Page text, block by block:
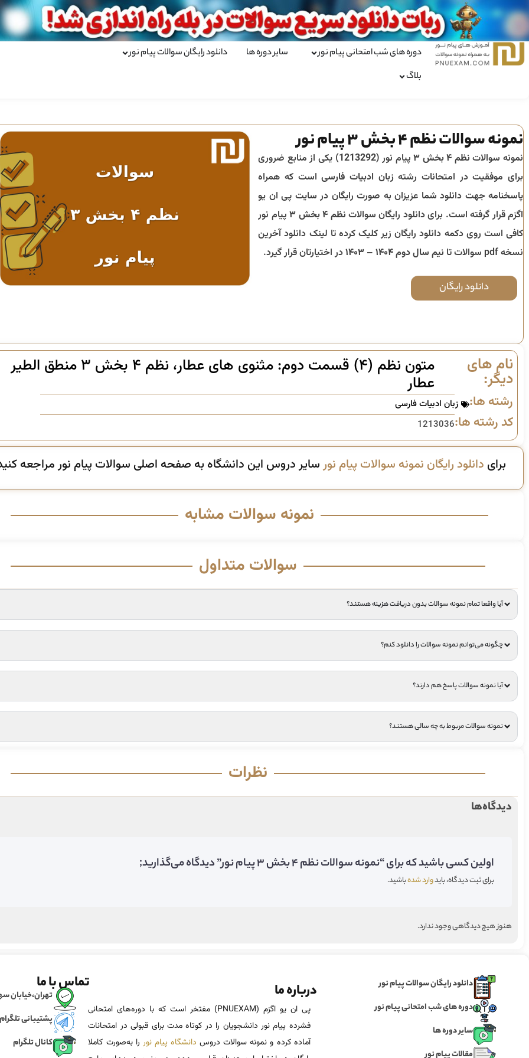
دوره های شب امتحانی پیام نور سایر دوره ها
دانلود رایگان سوالات پیام نور
بلاگ
نمونه سوالات نظم ۴ بخش ۳ پیام نور
نمونه سوالات نظم ۴ بخش ۳ پیام نور (1213292) یکی از منابع ضروری
برای موفقیت در امتحانات رشته زبان ادبیات فارسیاست که همراه
پاسخنامه جهت دانلود شما عزیزان به صورت رایگان در سایت پی ان یو
اگزم قرار گرفته است. برای دانلود رایگان سوالات نظم ۴ بخش ۳
پیام نور
کافی است روی دکمه دانلود رایگان زیر کلیک کرده تا لینک دانلود آخرین
نسخه pdf سوالات تا
نیم سال دوم ۱۴۰۴ – ۱۴۰۳ در اختیارتان قرار گیرد.
دانلود رایگان
نام های
دیگر:
متون نظم (۴) قسمت دوم: مثنوی های عطار، نظم ۴ بخش ۳ منطق الطیر
عطار
رشته ها: زبان ادبیات فارسی
کد رشته ها:1213036
برای دانلود رایگان نمونه سوالات پیام نورسایر دروس این دانشگاه به صفحه اصلی سوالات پیام نور مراجعه
نمونه سوالات مشابه
سوالات متداول
آیا واقعا تمام نمونه سوالات بدون دریافت هزینه هستند؟
چگونه می‌توانم نمونه سوالات را دانلود کنم؟
آیا نمونه سوالات پاسخ هم دارند؟
نمونه سوالات مربوط به چه سالی هستند؟
نظرات
دیدگاه‌ها
اولین کسی باشید که برای “نمونه سوالات نظم ۴ بخش ۳ پیام نور” دیدگاه می‌گذارید;
برای ثبت دیدگاه، بایدوارد شدهباشید.
هنوز هیچ دیدگاهی وجود ندارد.
دانلود رایگان سوالات پیام نور
دوره های شب امتحانی پیام نور
سایر دوره ها
مقالات پیام نور
درباره ما
پی ان یو اگزم (PNUEXAM) مفتخر است که با دوره‌های امتحانی
فشرده پیام نور دانشجویان را در کوتاه مدت برای قبولی در امتحانات
آماده‌ کرده و نمونه سوالات دروس دانشگاه پیام نور را به‌صورت کاملا
تماس با ما
تهران،خیابان
پشتیبانی تلگرام
کانال تلگرام